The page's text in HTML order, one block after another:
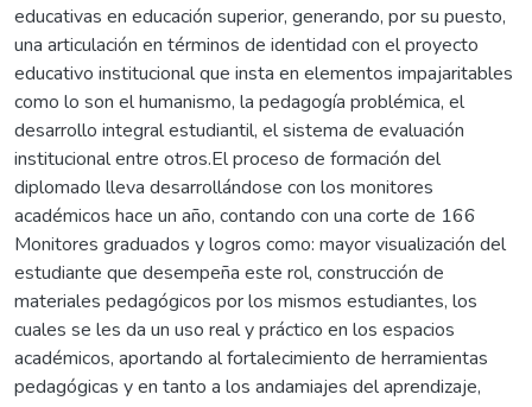
educativas en educación superior, generando, por su puesto,
una articulación en términos de identidad con el proyecto
educativo institucional que insta en elementos impajaritables
como lo son el humanismo, la pedagogía problémica, el
desarrollo integral estudiantil, el sistema de evaluación
institucional entre otros.El proceso de formación del
diplomado lleva desarrollándose con los monitores
académicos hace un año, contando con una corte de 166
Monitores graduados y logros como: mayor visualización del
estudiante que desempeña este rol, construcción de
materiales pedagógicos por los mismos estudiantes, los
cuales se les da un uso real y práctico en los espacios
académicos, aportando al fortalecimiento de herramientas
pedagógicas y en tanto a los andamiajes del aprendizaje,